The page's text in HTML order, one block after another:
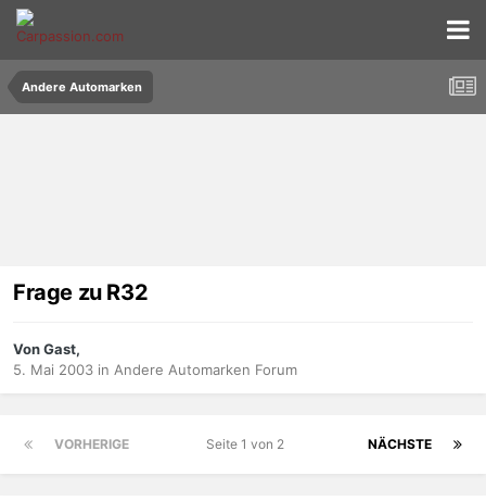
Andere Automarken
Frage zu R32
Von Gast,
5. Mai 2003 in Andere Automarken Forum
VORHERIGE NÄCHSTE
Seite 1 von 2